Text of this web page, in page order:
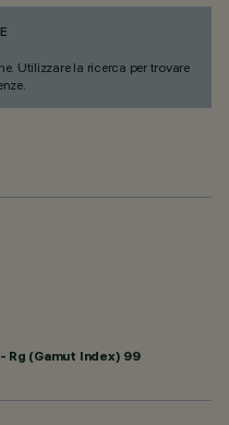
Utilizzare la ricerca per trovare
(Gamut Index) 99